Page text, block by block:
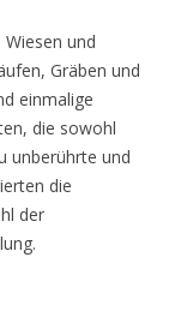
und
Gräben und
einmalige
die sowohl
unberührte und
die
der